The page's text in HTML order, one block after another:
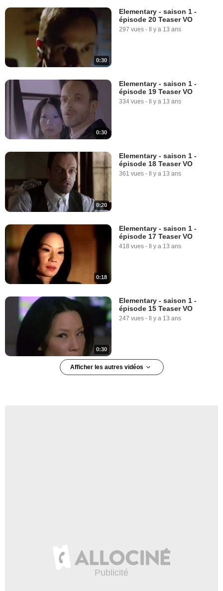
0:30
Elementary - saison 1 -
épisode 20 Teaser VO
297 vues - Il y a 13 ans
0:30
Elementary - saison 1 -
épisode 19 Teaser VO
334 vues - Il y a 13 ans
0:20
Elementary - saison 1 -
épisode 18 Teaser VO
361 vues - Il y a 13 ans
0:18
Elementary - saison 1 -
épisode 17 Teaser VO
418 vues - Il y a 13 ans
0:30
Elementary - saison 1 -
épisode 15 Teaser VO
247 vues - Il y a 13 ans
Afficher les autres vidéos
Elementary - saison 1 -
0:19